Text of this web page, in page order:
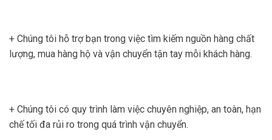
+ Chúng tôi hỗ trợ bạn trong việc tìm kiếm nguồn hàng chất
lượng, mua hàng hộ và vận chuyển tận tay mỗi khách hàng.
+ Chúng tôi có quy trình làm việc chuyên nghiệp, an toàn, hạn
chế tối đa rủi ro trong quá trình vận chuyển.